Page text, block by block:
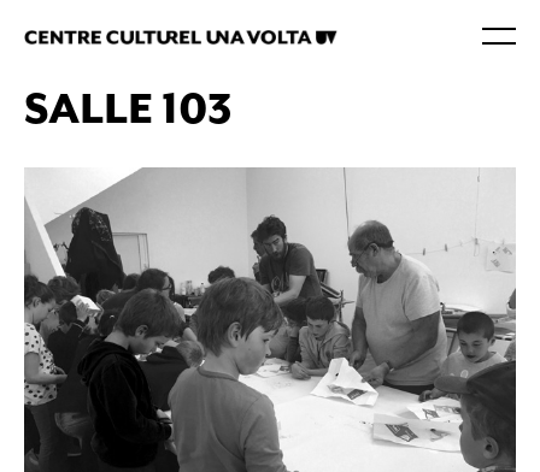
SALLE 103